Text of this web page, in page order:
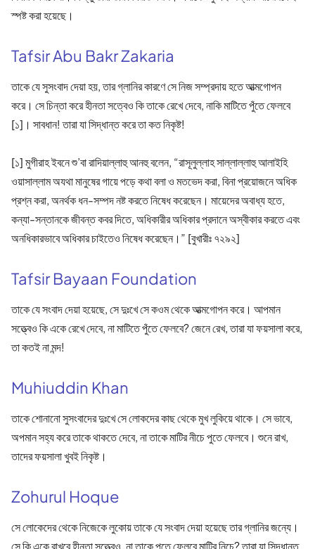
স্পষ্ট করা হয়েছে।
Tafsir Abu Bakr Zakaria
তাকে যে সুসংবাদ দেয়া হয়, তার গ্লানির কারণে সে নিজ সম্প্রদায় হতে আত্মগোপন
করে। সে চিন্তা করে হীনতা সত্বেও কি তাকে রেখে দেবে, নাকি মাটিতে পুঁতে ফেলবে
[১]। সাবধান! তারা যা সিদ্ধান্ত করে তা কত নিকৃষ্ট!
[১] মুগীরাহ ইবনে শু’বা রাদিয়াল্লাহু আনহু বলেন, “রাসূলুল্লাহ সাল্লাল্লাহু আলাইহি
ওয়াসাল্লাম অযথা মানুষের গায়ে পড়ে কথা বলা ও মতভেদ করা, বিনা প্রয়োজনে অধিক
প্রশ্ন করা, অনর্থক ধন-সম্পদ নষ্ট করতে নিষেধ করেছেন। মায়েদের অবাধ্য হতে,
কন্যা-সন্তানকে জীবন্ত কবর দিতে, অধিকারীর অধিকার প্রদানে অস্বীকার করতে এবং
অনধিকারভাবে অধিকার চাইতেও নিষেধ করেছেন।” [বুখারীঃ ৭২৯২]
Tafsir Bayaan Foundation
তাকে যে সংবাদ দেয়া হয়েছে, সে দুঃখে সে কওম থেকে আত্মগোপন করে। আপমান
সত্ত্বেও কি একে রেখে দেবে, না মাটিতে পুঁতে ফেলবে? জেনে রেখ, তারা যা ফয়সালা করে,
তা কতই না মন্দ!
Muhiuddin Khan
তাকে শোনানো সুসংবাদের দুঃখে সে লোকদের কাছ থেকে মুখ লুকিয়ে থাকে। সে ভাবে,
অপমান সহ্য করে তাকে থাকতে দেবে, না তাকে মাটির নীচে পুতে ফেলবে। শুনে রাখ,
তাদের ফয়সালা খুবই নিকৃষ্ট।
Zohurul Hoque
সে লোকেদের থেকে নিজেকে লুকোয় তাকে যে সংবাদ দেয়া হয়েছে তার গ্লানির জন্যে।
সে কি একে রাখবে হীনতা সত্ত্বেও, না তাকে পুতে ফেলবে মাটির নিচে? তারা যা সিদ্ধান্ত